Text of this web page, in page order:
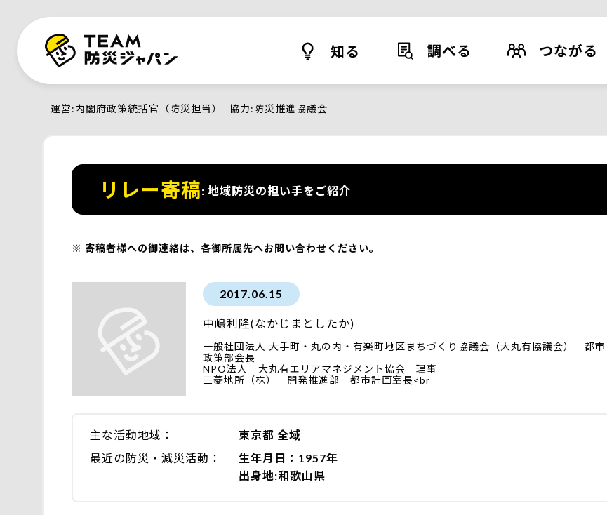
知る 調べる つながる
運営 内閣府政策統括官（防災担当） 協力 防災推進協議会
リレー寄稿 地域防災の担い手をご紹介
寄稿者様への御連絡は、各御所属先へお問い合わせください。
2017.06.15
中嶋利隆(なかじまとしたか)
一般社団法人 大手町・丸の内・有楽町地区まちづくり協議会（大丸有協議会） 都市
政策部会長
NPO法人 大丸有エリアマネジメント協会 理事
三菱地所（株） 開発推進部 都市計画室長<br
主な活動地域
東京都 全域
最近の防災・減災活動
生年月日：1957年
出身地:和歌山県